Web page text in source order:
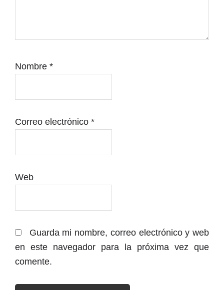
Nombre *
Correo electrónico *
Web
Guarda mi nombre, correo electrónico y web
en este navegador para la próxima vez que
comente.